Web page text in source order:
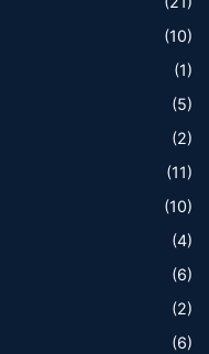
(10)
(1)
(5)
(2)
(11)
(10)
(4)
(6)
(2)
(6)